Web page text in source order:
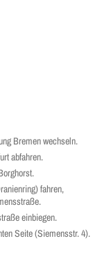
Bremen wechseln.
abfahren.
fahren,
einbiegen.
Seite (Siemensstr. 4).